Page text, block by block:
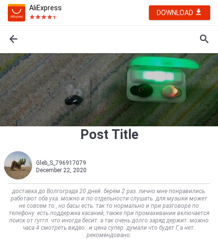
AliExpress
DOWNLOAD
Post Title
Gleb_S_796917079
December 22, 2020
доставка до Волгограда 20 дней. берём 2 раз. лично мне понравились.
работают оба уха. можно и по отдельности слушать. для музыки может
не совсем то , но басы есть. так то нормально и при разговоре по
телефону. есть поддержка касаний, также при промахивании включается
поиск от гуггл. что иногда бесит. а так очень долго заряд держит. можно
часа 4 смотреть видео. .и цена супер. думали что будет Г, а нет.
рекомендовано.